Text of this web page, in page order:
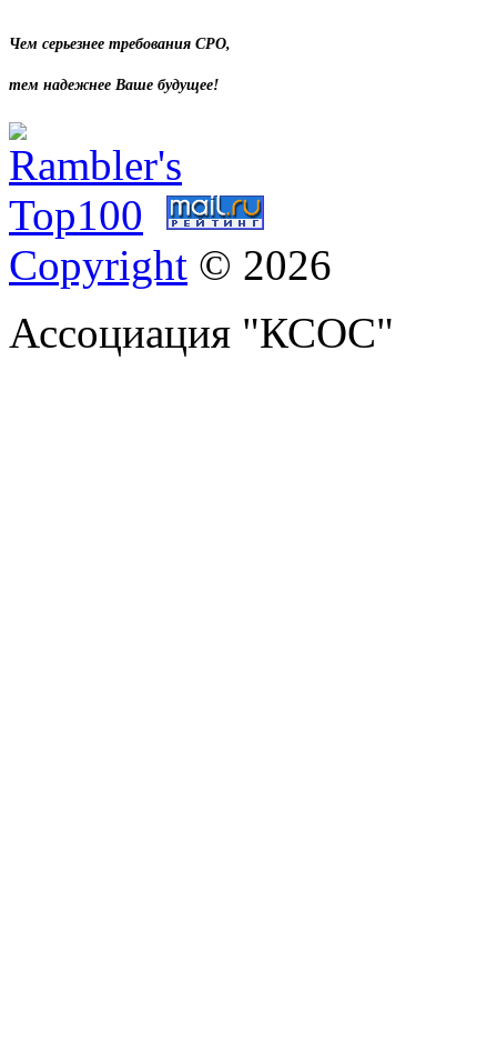
Чем серьезнее требования СРО,
тем надежнее Ваше будущее!
Copyright © 2026
Ассоциация "КСОС"